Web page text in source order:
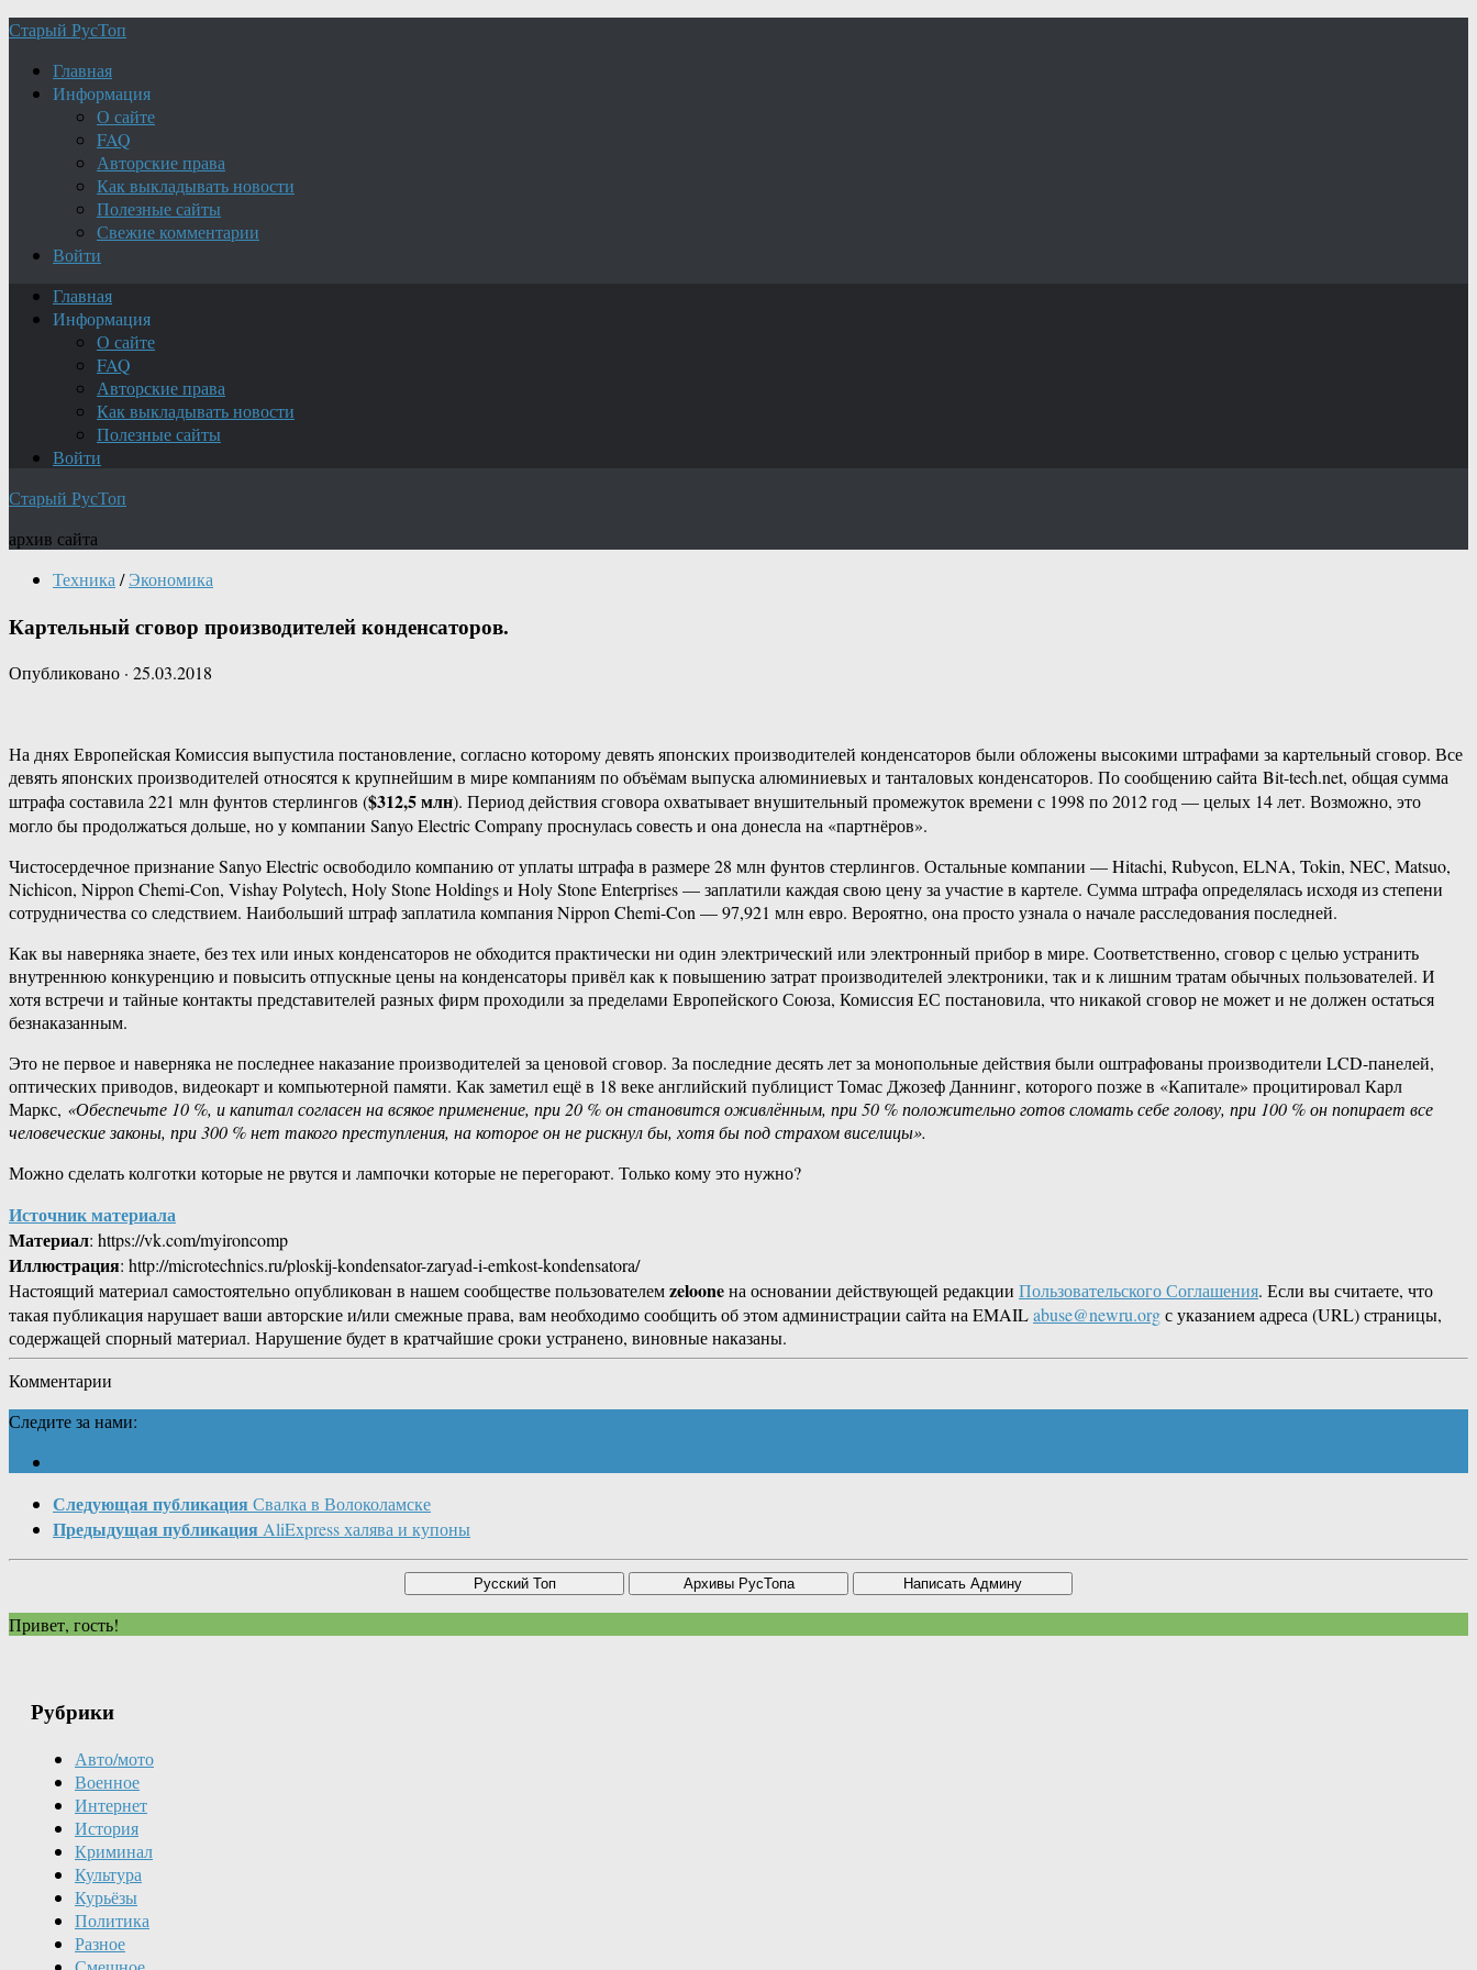
Старый РусТоп
Главная
Информация
О сайте
FAQ
Авторские права
Как выкладывать новости
Полезные сайты
Свежие комментарии
Войти
Главная
Информация
О сайте
FAQ
Авторские права
Как выкладывать новости
Полезные сайты
Войти
Старый РусТоп
архив сайта
Техника / Экономика
Картельный сговор производителей конденсаторов.
Опубликовано · 25.03.2018
На днях Европейская Комиссия выпустила постановление, согласно которому девять японских производителей конденсаторов были обложены высокими штрафами за картельный сговор. Все
девять японских производителей относятся к крупнейшим в мире компаниям по объёмам выпуска алюминиевых и танталовых конденсаторов. По сообщению сайта Bit-tech.net, общая сумма
штрафа составила 221 млн фунтов стерлингов ($312,5 млн). Период действия сговора охватывает внушительный промежуток времени с 1998 по 2012 год — целых 14 лет. Возможно, это
могло бы продолжаться дольше, но у компании Sanyo Electric Company проснулась совесть и она донесла на «партнёров».
Чистосердечное признание Sanyo Electric освободило компанию от уплаты штрафа в размере 28 млн фунтов стерлингов. Остальные компании — Hitachi, Rubycon, ELNA, Tokin, NEC, Matsuo,
Nichicon, Nippon Chemi-Con, Vishay Polytech, Holy Stone Holdings и Holy Stone Enterprises — заплатили каждая свою цену за участие в картеле. Сумма штрафа определялась исходя из степени
сотрудничества со следствием. Наибольший штраф заплатила компания Nippon Chemi-Con — 97,921 млн евро. Вероятно, она просто узнала о начале расследования последней.
Как вы наверняка знаете, без тех или иных конденсаторов не обходится практически ни один электрический или электронный прибор в мире. Соответственно, сговор с целью устранить
внутреннюю конкуренцию и повысить отпускные цены на конденсаторы привёл как к повышению затрат производителей электроники, так и к лишним тратам обычных пользователей. И
хотя встречи и тайные контакты представителей разных фирм проходили за пределами Европейского Союза, Комиссия ЕС постановила, что никакой сговор не может и не должен остаться
безнаказанным.
Это не первое и наверняка не последнее наказание производителей за ценовой сговор. За последние десять лет за монопольные действия были оштрафованы производители LCD-панелей,
оптических приводов, видеокарт и компьютерной памяти. Как заметил ещё в 18 веке английский публицист Томас Джозеф Даннинг, которого позже в «Капитале» процитировал Карл
Маркс, «Обеспечьте 10 %, и капитал согласен на всякое применение, при 20 % он становится оживлённым, при 50 % положительно готов сломать себе голову, при 100 % он попирает все
человеческие законы, при 300 % нет такого преступления, на которое он не рискнул бы, хотя бы под страхом виселицы».
Можно сделать колготки которые не рвутся и лампочки которые не перегорают. Только кому это нужно?
Источник материала
Материал: https://vk.com/myironcomp
Иллюстрация: http://microtechnics.ru/ploskij-kondensator-zaryad-i-emkost-kondensatora/
Настоящий материал самостоятельно опубликован в нашем сообществе пользователемzelooneна основании действующей редакции Пользовательского Соглашения. Если вы считаете, что
такая публикация нарушает ваши авторские и/или смежные права, вам необходимо сообщить об этом администрации сайта на EMAILabuse@newru.orgс указанием адреса (URL) страницы,
содержащей спорный материал. Нарушение будет в кратчайшие сроки устранено, виновные наказаны.
Комментарии
Следите за нами:
Следующая публикация Свалка в Волоколамске
Предыдущая публикация AliExpress халява и купоны
Привет, гость!
Рубрики
Авто/мото
Военное
Интернет
История
Криминал
Культура
Курьёзы
Политика
Разное